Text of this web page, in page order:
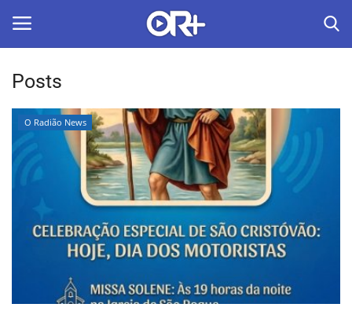
LOGIN
Home
O Radião News
Últimas
Radio & Tv
Política
Posts
O Radião News